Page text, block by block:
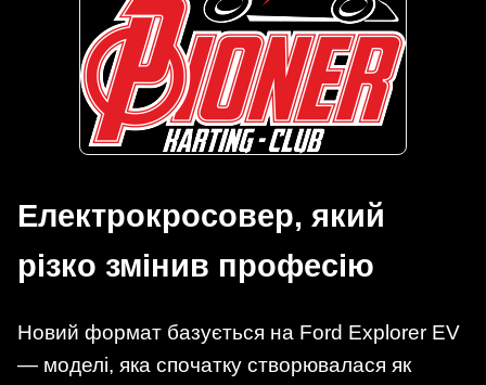
Електрокросовер, який
різко змінив професію
Новий формат базується на Ford Explorer EV
— моделі, яка спочатку створювалася як